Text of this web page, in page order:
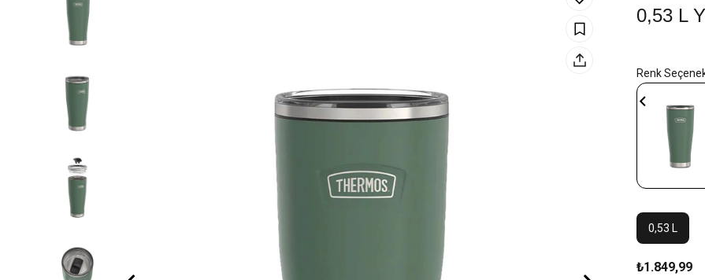
0,53 L
0,53 L
₺1.849,99